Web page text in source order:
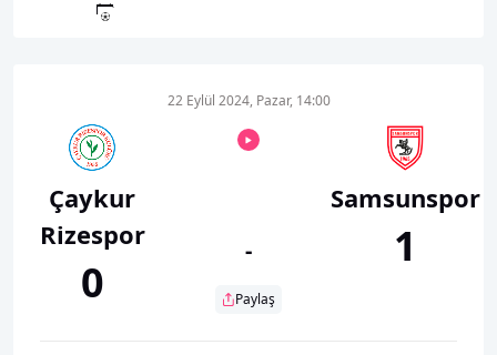
Çaykur
Rizespor
0
22 Eylül 2024, Pazar, 14:00
-
Paylaş
Samsunspor
1